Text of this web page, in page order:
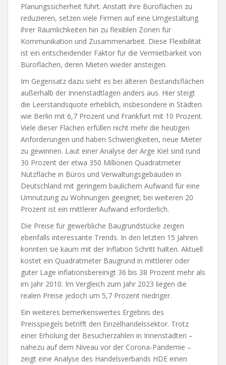
Planungssicherheit führt. Anstatt ihre Büroflächen zu
reduzieren, setzen viele Firmen auf eine Umgestaltung
ihrer Räumlichkeiten hin zu flexiblen Zonen für
Kommunikation und Zusammenarbeit. Diese Flexibilität
ist ein entscheidender Faktor für die Vermietbarkeit von
Büroflächen, deren Mieten wieder ansteigen.
Im Gegensatz dazu sieht es bei älteren Bestandsflächen
außerhalb der Innenstadtlagen anders aus. Hier steigt
die Leerstandsquote erheblich, insbesondere in Städten
wie Berlin mit 6,7 Prozent und Frankfurt mit 10 Prozent.
Viele dieser Flächen erfüllen nicht mehr die heutigen
Anforderungen und haben Schwierigkeiten, neue Mieter
zu gewinnen. Laut einer Analyse der Arge Kiel sind rund
30 Prozent der etwa 350 Millionen Quadratmeter
Nutzfläche in Büros und Verwaltungsgebäuden in
Deutschland mit geringem baulichem Aufwand für eine
Umnutzung zu Wohnungen geeignet; bei weiteren 20
Prozent ist ein mittlerer Aufwand erforderlich.
Die Preise für gewerbliche Baugrundstücke zeigen
ebenfalls interessante Trends. In den letzten 15 Jahren
konnten sie kaum mit der Inflation Schritt halten. Aktuell
kostet ein Quadratmeter Baugrund in mittlerer oder
guter Lage inflationsbereinigt 36 bis 38 Prozent mehr als
im Jahr 2010. Im Vergleich zum Jahr 2023 liegen die
realen Preise jedoch um 5,7 Prozent niedriger.
Ein weiteres bemerkenswertes Ergebnis des
Preisspiegels betrifft den Einzelhandelssektor. Trotz
einer Erholung der Besucherzahlen in Innenstädten –
nahezu auf dem Niveau vor der Corona-Pandemie –
zeigt eine Analyse des Handelsverbands HDE einen